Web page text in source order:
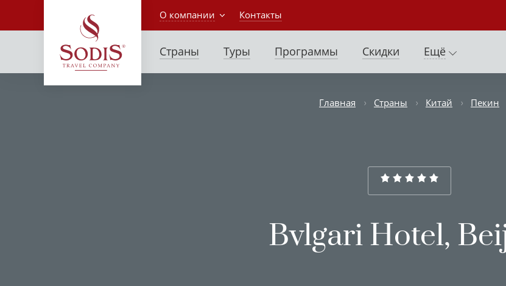
О компании Контакты
Страны Туры Программы Скидки Ещё
Главная Страны Китай Пекин
Bvlgari Hotel,